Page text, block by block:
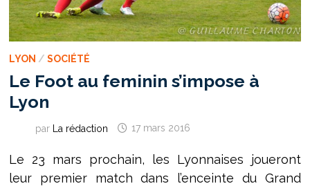
LYON / SOCIÉTÉ
Le Foot au feminin s’impose à
Lyon
par La rédaction 17 mars 2016
Le 23 mars prochain, les Lyonnaises joueront
leur premier match dans l’enceinte du Grand